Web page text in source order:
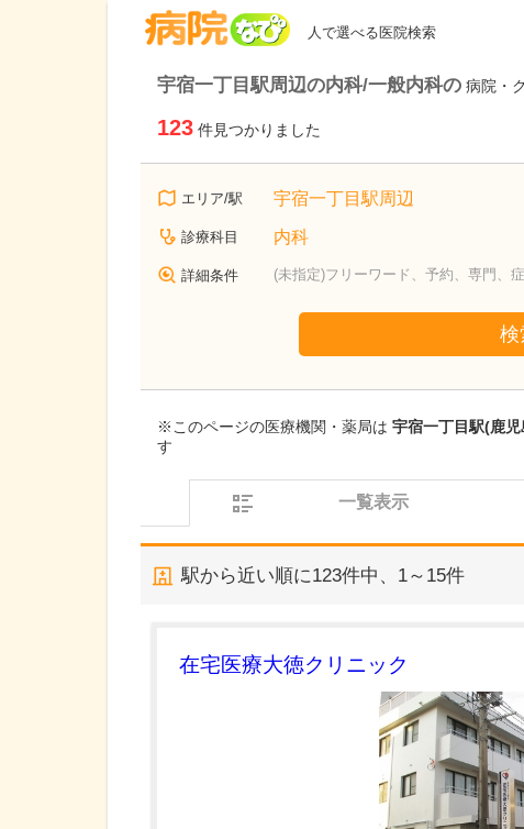
人で選べる医院検索
宇宿一丁目駅周辺の内科/一般内科の 病院・
123 件見つかりました
エリア/駅 宇宿一丁目駅周辺
診療科目 内科
詳細条件 (未指定)フリーワード、予約、専門、
検
※このページの医療機関・薬局は 宇宿一丁目駅(鹿
す
一覧表示
駅から近い順に123件中、 1～15件
在宅医療大徳クリニック